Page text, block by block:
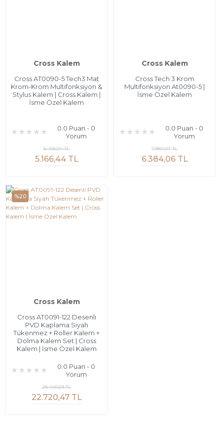
Cross Kalem
Cross AT0090-5 Tech3 Mat
Krom-Krom Multifonksiyon &
Stylus Kalem | Cross Kalem |
İsme Özel Kalem
0.0 Puan - 0
Yorum
5.166,44 TL
6.458,04 TL
Cross Kalem
Cross Tech 3 Krom
Multifonksiyon At0090-5 |
İsme Özel Kalem
0.0 Puan - 0
Yorum
6.384,06 TL
7.980,07 TL
%20
Cross Kalem
Cross AT0091-122 Desenli
PVD Kaplama Siyah
Tükenmez + Roller Kalem +
Dolma Kalem Set | Cross
Kalem | İsme Özel Kalem
0.0 Puan - 0
Yorum
22.720,47 TL
28.400,59 TL